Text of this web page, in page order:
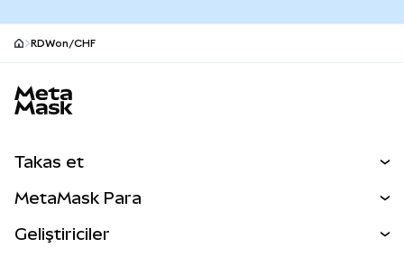
RDWon/CHF
Takas et
Perps
MetaMask Para
Geliştiriciler